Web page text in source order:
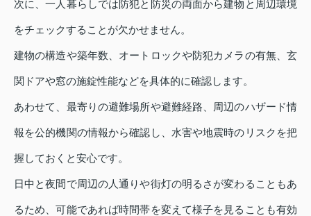
次に、一人暮らしでは防犯と防災の両面から建物と周辺環境
をチェックすることが欠かせません。
建物の構造や築年数、オートロックや防犯カメラの有無、玄
関ドアや窓の施錠性能などを具体的に確認します。
あわせて、最寄りの避難場所や避難経路、周辺のハザード情
報を公的機関の情報から確認し、水害や地震時のリスクを把
握しておくと安心です。
日中と夜間で周辺の人通りや街灯の明るさが変わることもあ
るため、可能であれば時間帯を変えて様子を見ることも有効